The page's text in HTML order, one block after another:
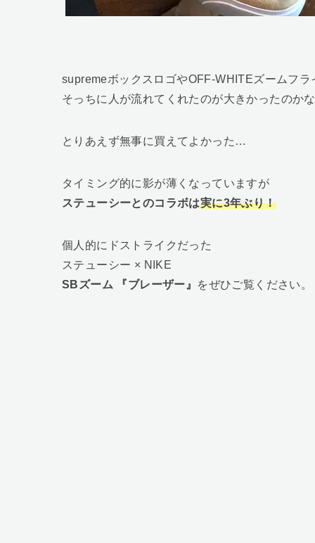
supremeボックスロゴやOFF-WHITEズームフラ
そっちに人が流れてくれたのが大きかったのか
とりあえず無事に買えてよかった…
タイミング的に影が薄くなっていますが
ステューシーとのコラボは実に3年ぶり！
個人的にドストライクだった
ステューシー × NIKE
SBズーム 『ブレーザー』
をぜひご覧ください。